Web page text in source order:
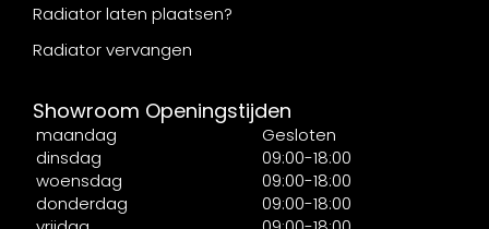
Radiator laten plaatsen?
Radiator vervangen
Showroom Openingstijden
maandag
Gesloten
dinsdag
09:00-18:00
woensdag
09:00-18:00
donderdag
09:00-18:00